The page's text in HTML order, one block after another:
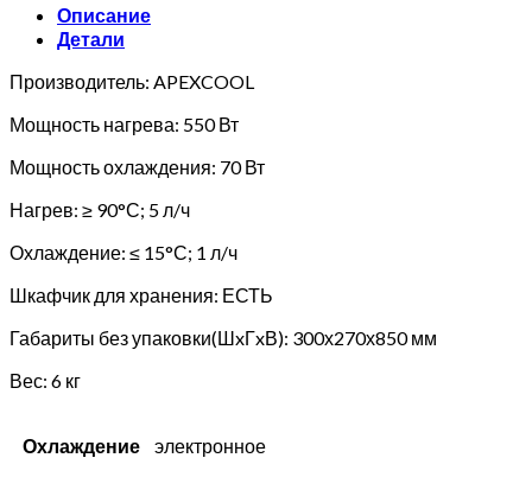
Описание
Детали
Производитель: APEXCOOL
Мощность нагрева: 550 Вт
Мощность охлаждения: 70 Вт
Нагрев: ≥ 90°С; 5 л/ч
Охлаждение: ≤ 15°С; 1 л/ч
Шкафчик для хранения: ЕСТЬ
Габариты без упаковки(ШxГxВ): 300х270х850 мм
Вес: 6 кг
Охлаждение электронное